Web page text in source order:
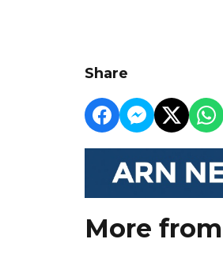
Share
More